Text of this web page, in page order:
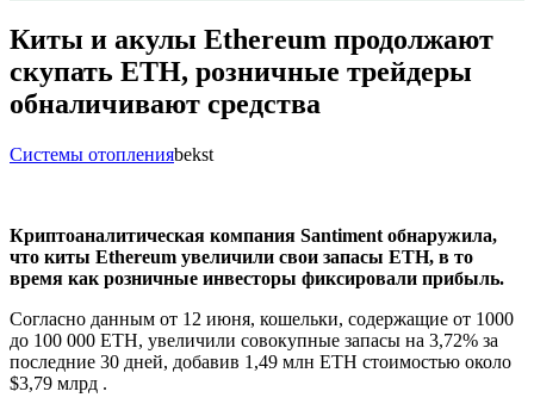
Киты и акулы Ethereum продолжают
скупать ETH, розничные трейдеры
обналичивают средства
Системы отопленияbekst
Криптоаналитическая компания Santiment обнаружила,
что киты Ethereum увеличили свои запасы ETH, в то
время как розничные инвесторы фиксировали прибыль.
Согласно данным от 12 июня, кошельки, содержащие от 1000
до 100 000 ETH, увеличили совокупные запасы на 3,72% за
последние 30 дней, добавив 1,49 млн ETH стоимостью около
$3,79 млрд .